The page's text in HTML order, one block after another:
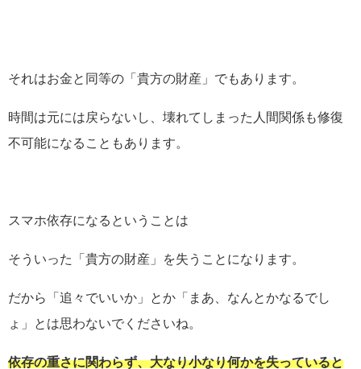
それはお金と同等の「貴方の財産」でもあります。
時間は元には戻らないし、壊れてしまった人間関係も修復
不可能になることもあります。
スマホ依存になるということは
そういった「貴方の財産」を失うことになります。
だから「追々でいいか」とか「まあ、なんとかなるでし
ょ」とは思わないでくださいね。
依存の重さに関わらず、大なり小なり何かを失っていると